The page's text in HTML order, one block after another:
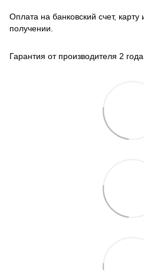
Оплата на банковский счет,
получении.
Гарантия от производителя 2 года.